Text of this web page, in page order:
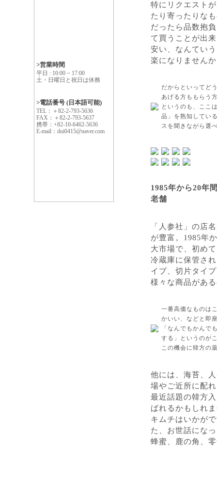
>営業時間
平日 : 10:00 ~ 17:00
土・日曜日と祝日は休務
>電話番号 (日本語可能)
TEL：＋82-2-793-5636
FAX：＋82-2-793-5637
携帯：+82-10-6462-5636
E-mail：dui0415@naver.com
特にリクエスト
たり寄ったりな
だったら品数抱
て買うことが出
安い、なんてい
楽になりません
だからといってど
あげる方ももらう
というのも、ここ
品」を熟知してい
スを聞きながら選
1985年から20年
老舗
「人参社」の店
が豊富。1985年
大市場で、初め
冷蔵庫に保管さ
イプ、切片タイ
様々な商品があ
一番高価なものは
かいい、などと即
「なんでもかんで
する」というのが
この機会に韓方の
他には、海苔、
場やご近所に配
最近話題の韓方
ばれるかもしれ
キムチはいかが
た、お世話にな
蜂蜜、鹿の角、